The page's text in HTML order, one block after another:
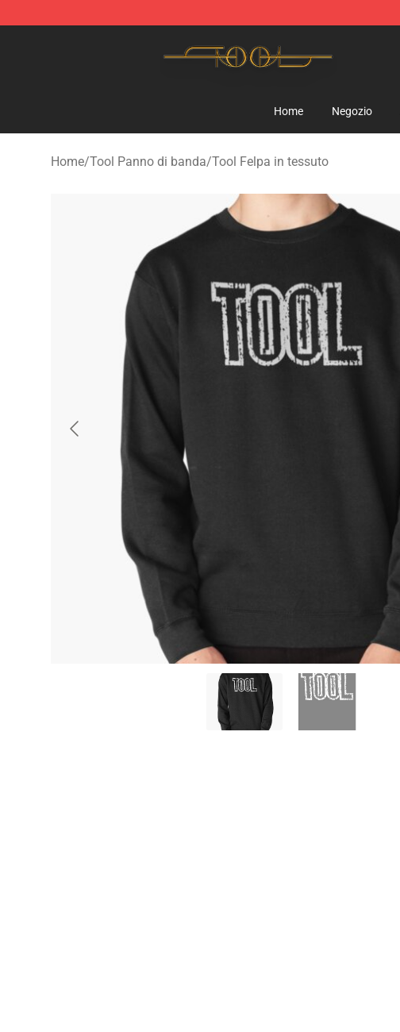
Home Negozio
Home/Tool Panno di banda/Tool Felpa in tessuto